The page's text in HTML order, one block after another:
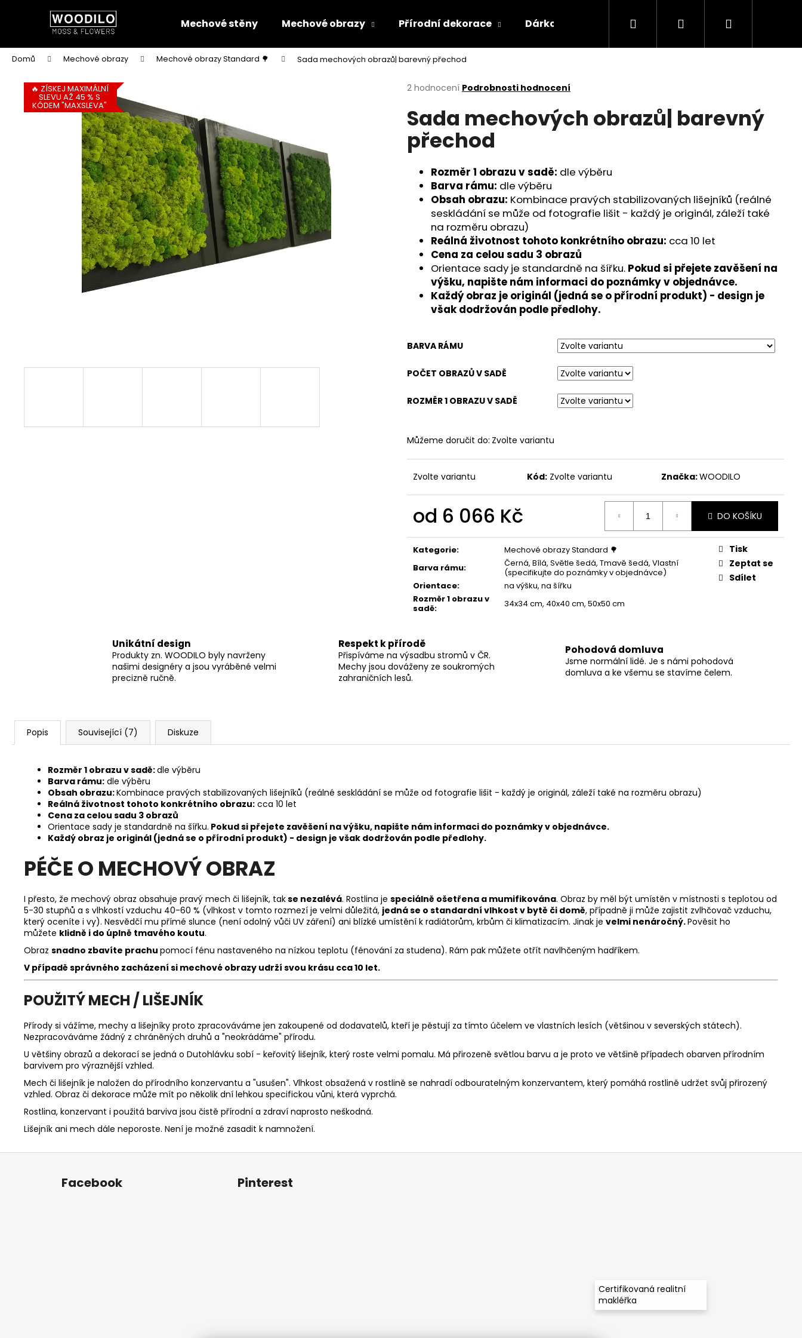
Mechové stěny Mechové obrazy Přírodní dekorace Dárkové poukazy Domácnost
Hledat PřihlášeníNákupní
Domů Mechové obrazy Mechové obrazy Standard 🌳 Sada mechových obrazů| barevný přechod
Průměrné
produktu
je
5
hvězdiček.
2 hodnocení Podrobnosti hodnocení
Sada mechových obrazů| barevný
přechod
Rozměr 1 obrazu v sadě: dle výběru
Barva rámu: dle výběru
Obsah obrazu: Kombinace pravých stabilizovaných lišejníků (reálné
seskládání se může od fotografie lišit - každý je originál, záleží také
na rozměru obrazu)
Reálná životnost tohoto konkrétního obrazu: cca 10 let
Cena za celou sadu 3 obrazů
Orientace sady je standardně na šířku. Pokud si přejete zavěšení na
výšku, napište nám informaci do poznámky v objednávce.
Každý obraz je originál (jedná se o přírodní produkt) - design je
však dodržován podle předlohy.
BARVA RÁMU
POČET OBRAZŮ V SADĚ
ROZMĚR 1 OBRAZU V SADĚ
Můžeme doručit do: Zvolte variantu
Zvolte variantu Kód: Zvolte variantu Značka:WOODILO
od 6 066 Kč DO KOŠÍKU
Kategorie:
Mechové obrazy Standard 🌳
Barva rámu:
Černá, Bílá, Světle šedá, Tmavě šedá, Vlastní
(specifikujte do poznámky v objednávce)
Orientace:
na výšku, na šířku
Rozměr 1 obrazu v
sadě: 34x34 cm, 40x40 cm, 50x50 cm
Tisk
Zeptat se
Sdílet
🔥 ZÍSKEJ MAXIMÁLNÍ
SLEVU AŽ 45 % S
KÓDEM "MAXSLEVA"
Unikátní design
Produkty zn. WOODILO byly navrženy
našimi designéry a jsou vyráběné velmi
precizně ručně.
Respekt k přírodě
Přispíváme na výsadbu stromů v ČR.
Mechy jsou dováženy ze soukromých
zahraničních lesů.
Pohodová domluva
Jsme normální lidé. Je s námi pohodová
domluva a ke všemu se stavíme čelem.
Popis Související (7) Diskuze
Rozměr 1 obrazu v sadě:dle výběru
Barva rámu: dle výběru
Obsah obrazu:Kombinace pravých stabilizovaných lišejníků (reálné seskládání se může od fotografie lišit - každý je originál, záleží také na rozměru obrazu)
Reálná životnost tohoto konkrétního obrazu: cca 10 let
Cena za celou sadu 3 obrazů
Orientace sady je standardně na šířku. Pokud si přejete zavěšení na výšku, napište nám informaci do poznámky v objednávce.
Každý obraz je originál (jedná se o přírodní produkt) - design je však dodržován podle předlohy.
PÉČE O MECHOVÝ OBRAZ
I přesto, že mechový obraz obsahuje pravý mech či lišejník, takse nezalévá. Rostlina je speciálně ošetřena a mumifikována. Obraz by měl být umístěn v místnosti s teplotou od
5-30 stupňů a s vlhkostí vzduchu 40-60 % (vlhkost v tomto rozmezí je velmi důležitá, jedná se o standardní vlhkost v bytě či domě, případně ji může zajistit zvlhčovač vzduchu,
který oceníte i vy). Nesvědčí mu přímé slunce (není odolný vůči UV záření) ani blízké umístění k radiátorům, krbům či klimatizacím. Jinak je velmi nenáročný.Pověsit ho
můžete klidně i do úplně tmavého koutu.
Obraz snadno zbavíte prachu pomocí fénu nastaveného na nízkou teplotu (fénování za studena). Rám pak můžete otřít navlhčeným hadříkem.
V případě správného zacházení si mechové obrazy udrží svou krásu cca 10 let.
POUŽITÝ MECH / LIŠEJNÍK
Přírody si vážíme, mechy a lišejníky proto zpracováváme jen zakoupené od dodavatelů, kteří je pěstují za tímto účelem ve vlastních lesích (většinou v severských státech).
Nezpracováváme žádný z chráněných druhů a "neokrádáme" přírodu.
U většiny obrazů a dekorací se jedná o Dutohlávku sobí - keřovitý lišejník, který roste velmi pomalu. Má přirozeně světlou barvu a je proto ve většině případech obarven přírodním
barvivem pro výraznější vzhled.
Mech či lišejník je naložen do přírodního konzervantu a "usušen". Vlhkost obsažená v rostlině se nahradí odbouratelným konzervantem, který pomáhá rostlině udržet svůj přirozený
vzhled. Obraz či dekorace může mít po několik dní lehkou specifickou vůni, která vyprchá.
Rostlina, konzervant i použitá barviva jsou čistě přírodní a zdraví naprosto neškodná.
Lišejník ani mech dále neporoste. Není je možné zasadit k namnožení.
í
Zpět
do
obchodu
Zpět
do
obchodu
Co potřebujete najít?
HLEDAT
Doporučujeme
Z
Facebook Pinterest
Certifikovaná realitní
makléřka